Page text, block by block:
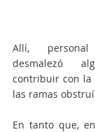
Allí,
desmalezó
contribuir con la
las ramas
En tanto que,